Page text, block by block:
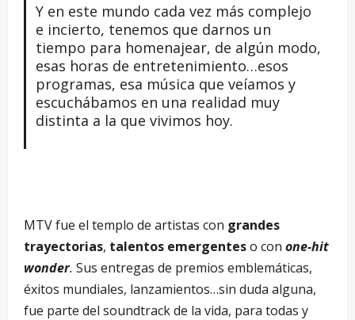
Y en este mundo cada vez más complejo
e incierto, tenemos que darnos un
tiempo para homenajear, de algún modo,
esas horas de entretenimiento…esos
programas, esa música que veíamos y
escuchábamos en una realidad muy
distinta a la que vivimos hoy.
MTV fue el templo de artistas con grandes
trayectorias, talentos emergenteso con one-hit
wonder. Sus entregas de premios emblemáticas,
éxitos mundiales, lanzamientos…sin duda alguna,
fue parte del soundtrack de la vida, para todas y